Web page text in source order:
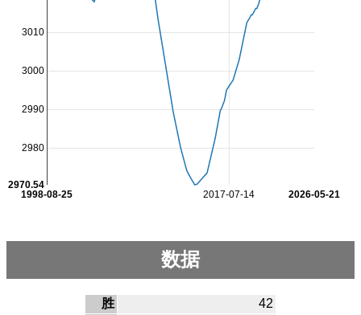
2017-07-14
1998-08-25 2026-05-21
2980
2990
3000
3010
2970.54
数据
胜
42